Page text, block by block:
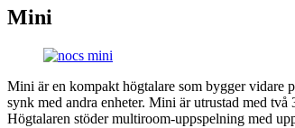
Mini
Mini är en kompakt högtalare som bygger
synk med andra enheter. Mini är utrustad med
Högtalaren stöder multiroom-uppspelning med